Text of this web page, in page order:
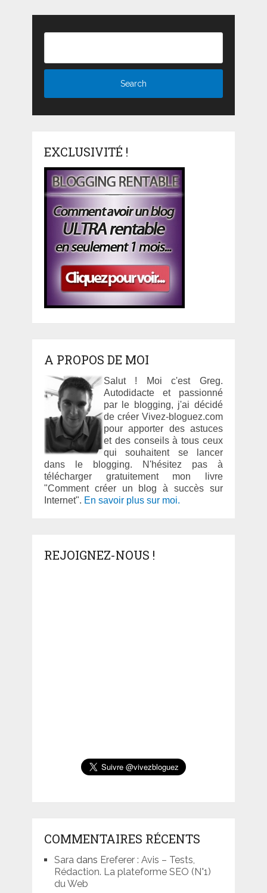
EXCLUSIVITÉ !
A PROPOS DE MOI
Salut ! Moi c'est Greg.
Autodidacte et passionné
par le blogging, j'ai décidé
de créer Vivez-bloguez.com
pour apporter des astuces
et des conseils à tous ceux
qui souhaitent se lancer
dans le blogging. N'hésitez pas à
télécharger gratuitement mon livre
"Comment créer un blog à succès sur
Internet". En savoir plus sur moi.
REJOIGNEZ-NOUS !
COMMENTAIRES RÉCENTS
Saradans Ereferer : Avis – Tests,
Rédaction. La plateforme SEO (N°1)
du Web